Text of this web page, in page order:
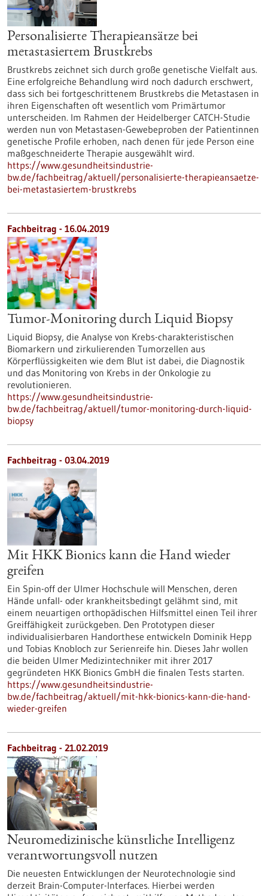
Personalisierte Therapieansätze bei
metastasiertem Brustkrebs
Brustkrebs zeichnet sich durch große genetische Vielfalt aus.
Eine erfolgreiche Behandlung wird noch dadurch erschwert,
dass sich bei fortgeschrittenem Brustkrebs die Metastasen in
ihren Eigenschaften oft wesentlich vom Primärtumor
unterscheiden. Im Rahmen der Heidelberger CATCH-Studie
werden nun von Metastasen-Gewebeproben der Patientinnen
genetische Profile erhoben, nach denen für jede Person eine
maßgeschneiderte Therapie ausgewählt wird.
https://www.gesundheitsindustrie-
bw.de/fachbeitrag/aktuell/personalisierte-therapieansaetze-
bei-metastasiertem-brustkrebs
Fachbeitrag - 16.04.2019
Tumor-Monitoring durch Liquid Biopsy
Liquid Biopsy, die Analyse von Krebs-charakteristischen
Biomarkern und zirkulierenden Tumorzellen aus
Körperflüssigkeiten wie dem Blut ist dabei, die Diagnostik
und das Monitoring von Krebs in der Onkologie zu
revolutionieren.
https://www.gesundheitsindustrie-
bw.de/fachbeitrag/aktuell/tumor-monitoring-durch-liquid-
biopsy
Fachbeitrag - 03.04.2019
Mit HKK Bionics kann die Hand wieder
greifen
Ein Spin-off der Ulmer Hochschule will Menschen, deren
Hände unfall- oder krankheitsbedingt gelähmt sind, mit
einem neuartigen orthopädischen Hilfsmittel einen Teil ihrer
Greiffähigkeit zurückgeben. Den Prototypen dieser
individualisierbaren Handorthese entwickeln Dominik Hepp
und Tobias Knobloch zur Serienreife hin. Dieses Jahr wollen
die beiden Ulmer Medizintechniker mit ihrer 2017
gegründeten HKK Bionics GmbH die finalen Tests starten.
https://www.gesundheitsindustrie-
bw.de/fachbeitrag/aktuell/mit-hkk-bionics-kann-die-hand-
wieder-greifen
Fachbeitrag - 21.02.2019
Neuromedizinische künstliche Intelligenz
verantwortungsvoll nutzen
Die neuesten Entwicklungen der Neurotechnologie sind
derzeit Brain-Computer-Interfaces. Hierbei werden